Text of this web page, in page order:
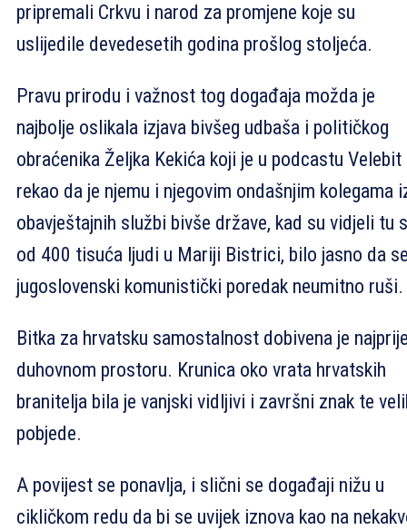
pripremali Crkvu i narod za promjene koje su
uslijedile devedesetih godina prošlog stoljeća.
Pravu prirodu i važnost tog događaja možda je
najbolje oslikala izjava bivšeg udbaša i političkog
obraćenika Željka Kekića koji je u podcastu Velebit
rekao da je njemu i njegovim ondašnjim kolegama
obavještajnih službi bivše države, kad su vidjeli tu
od 400 tisuća ljudi u Mariji Bistrici, bilo jasno da
jugoslovenski komunistički poredak neumitno ruši.
Bitka za hrvatsku samostalnost dobivena je
duhovnom prostoru. Krunica oko vrata hrvatskih
branitelja bila je vanjski vidljivi i završni znak te
pobjede.
A povijest se ponavlja, i slični se događaji nižu u
cikličkom redu da bi se uvijek iznova kao na